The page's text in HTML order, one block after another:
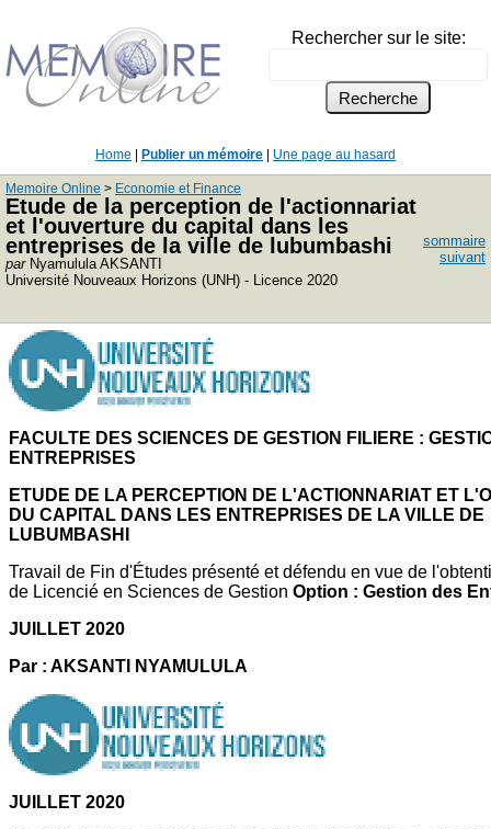
Rechercher sur le site:
Home Publier un mémoire Une page au hasard
Memoire Online > Economie et Finance
Etude de la perception de l'actionnariat
et l'ouverture du capital dans les
entreprises de la ville de lubumbashi
parNyamulula AKSANTI
Université Nouveaux Horizons (UNH) - Licence 2020
sommaire
suivant
FACULTE DES SCIENCES DE GESTION FILIERE :
ENTREPRISES
ETUDE DE LA PERCEPTION DE L'ACTIONNARIAT ET
DU CAPITAL DANS LES ENTREPRISES DE LA VILLE DE
LUBUMBASHI
Travail de Fin d'Études présenté et défendu en vue de
de Licencié en Sciences de Gestion Option : Gestion des
JUILLET 2020
Par : AKSANTI NYAMULULA
JUILLET 2020